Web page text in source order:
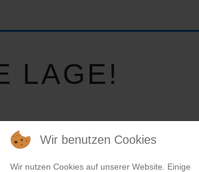
LAGE!
Wir benutzen Cookies
Wir nutzen Cookies auf unserer Website. Einige